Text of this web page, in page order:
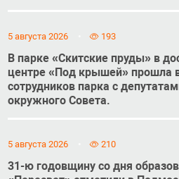
5 августа 2026 193
В парке «Скитские пруды» в
центре «Под крышей» прошла
сотрудников парка с
окружного Совета.
5 августа 2026 210
31-ю годовщину со дня